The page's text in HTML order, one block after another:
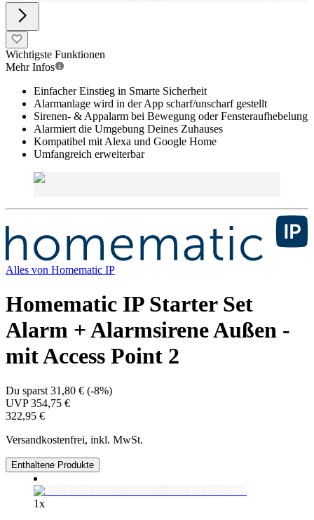
Wichtigste Funktionen
Mehr Infos
Einfacher Einstieg in Smarte Sicherheit
Alarmanlage wird in der App scharf/unscharf gestellt
Sirenen- & Appalarm bei Bewegung oder Fensteraufhebelung
Alarmiert die Umgebung Deines Zuhauses
Kompatibel mit Alexa und Google Home
Umfangreich erweiterbar
Alles von Homematic IP
Homematic IP Starter Set
Alarm + Alarmsirene Außen -
mit Access Point 2
Du sparst 31,80 € (-8%)
UVP354,75 €
322,95 €
Versandkostenfrei, inkl. MwSt.
Enthaltene Produkte
1x